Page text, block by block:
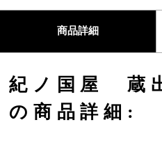
商品詳細
紀ノ国屋 蔵
の商品詳細: